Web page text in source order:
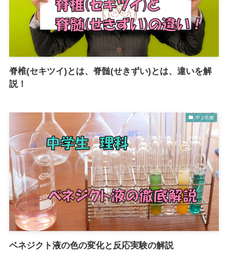
脊椎(セキツイ)とは、脊髄(せきずい)とは、違いを解
説！
中２生物
ベネジクト液の色の変化と反応実験の解説